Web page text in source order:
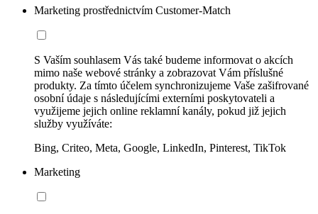
Marketing prostřednictvím Customer-Match
S Vaším souhlasem Vás také budeme informovat o akcích
mimo naše webové stránky a zobrazovat Vám příslušné
produkty. Za tímto účelem synchronizujeme Vaše zašifrované
osobní údaje s následujícími externími poskytovateli a
využijeme jejich online reklamní kanály, pokud již jejich
služby využíváte:
Bing, Criteo, Meta, Google, LinkedIn, Pinterest, TikTok
Marketing